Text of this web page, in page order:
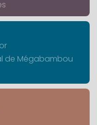
de Mégabambou